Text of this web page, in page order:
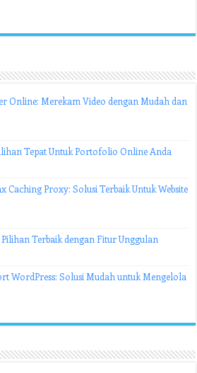
Online: Merekam Video dengan Mudah dan
Tepat Untuk Portofolio Online Anda
Caching Proxy: Solusi Terbaik Untuk Website
Terbaik dengan Fitur Unggulan
WordPress: Solusi Mudah untuk Mengelola